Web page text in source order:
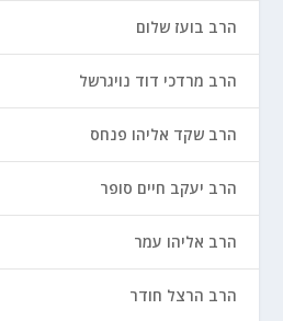
הרב בועז שלום
הרב מרדכי דוד נויגרשל
הרב שקד אליהו פנחס
הרב יעקב חיים סופר
הרב אליהו עמר
הרב הרצל חודר